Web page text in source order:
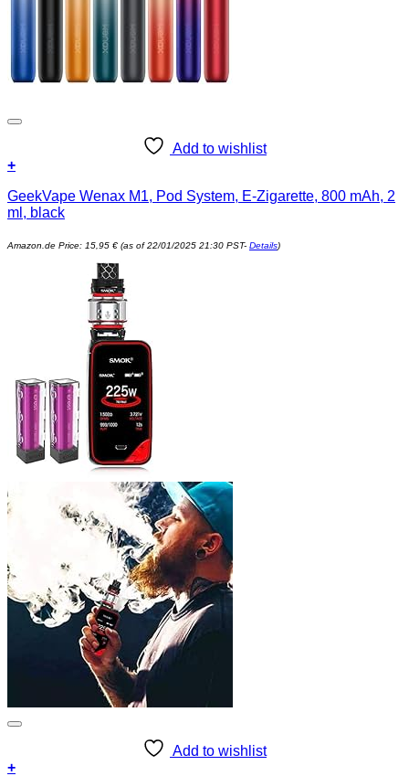
Add to wishlist
+
GeekVape Wenax M1, Pod System, E-Zigarette, 800 mAh, 2
ml, black
Amazon.de Price: 15,95 € (as of 22/01/2025 21:30 PST- Details)
Add to wishlist
+